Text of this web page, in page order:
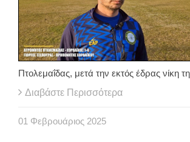
Πτολεμαΐδας, μετά την εκτός έδρας νίκη
Διαβάστε Περισσότερα
01 Φεβρουάριος 2025